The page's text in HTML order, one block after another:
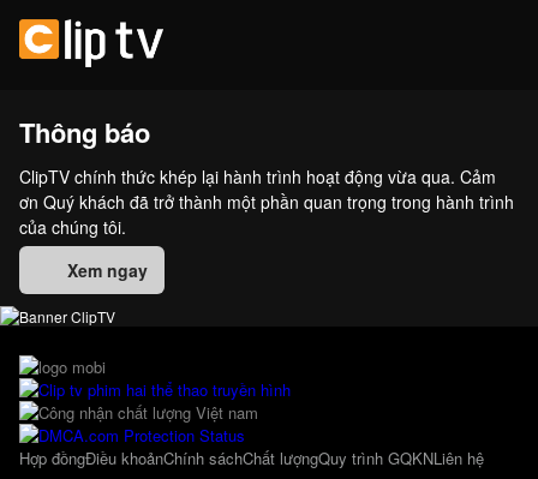
Thông báo
ClipTV chính thức khép lại hành trình hoạt động vừa qua. Cảm
ơn Quý khách đã trở thành một phần quan trọng trong hành trình
của chúng tôi.
Xem ngay
Hợp đồngĐiều khoảnChính sáchChất lượngQuy trình GQKNLiên hệ